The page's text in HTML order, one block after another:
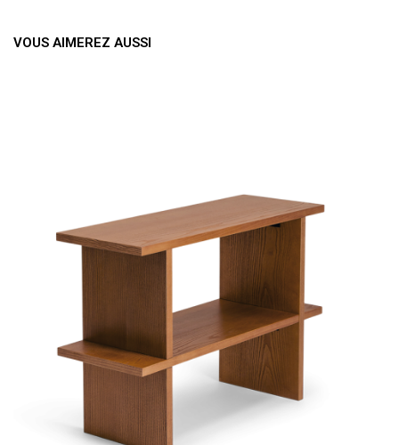
VOUS AIMEREZ AUSSI
Précommande disponible